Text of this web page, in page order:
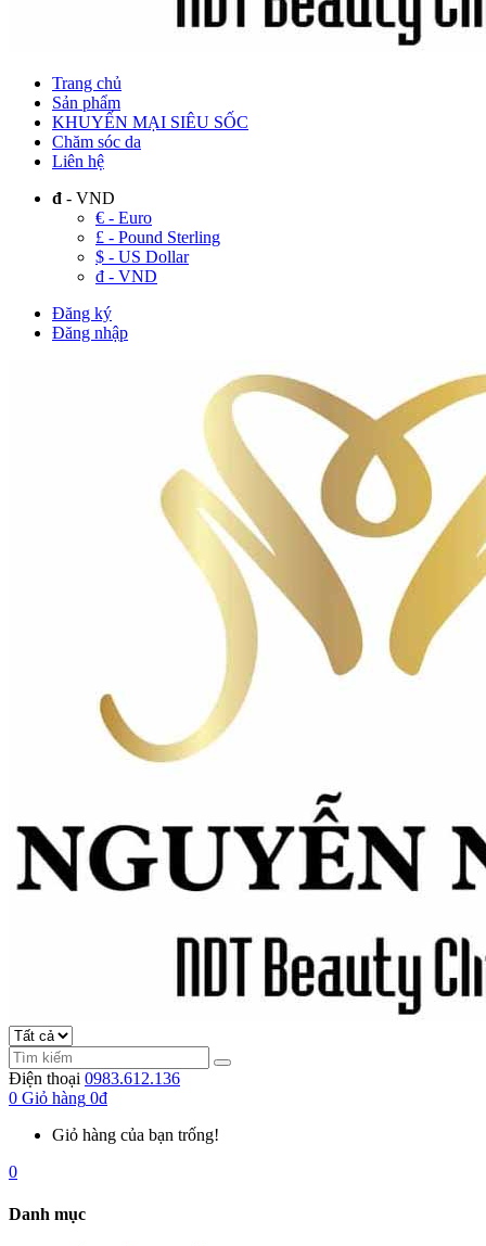
Trang chủ
Sản phẩm
KHUYẾN MẠI SIÊU SỐC
Chăm sóc da
Liên hệ
đ - VND
€ - Euro
£ - Pound Sterling
$ - US Dollar
đ - VND
Đăng ký
Đăng nhập
Điện thoại 0983.612.136
0 Giỏ hàng 0đ
Giỏ hàng của bạn trống!
0
Danh mục